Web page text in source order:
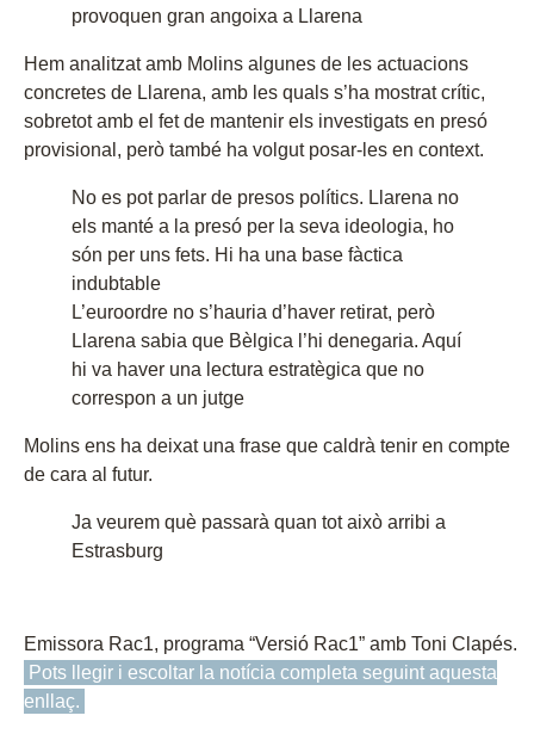
provoquen gran angoixa a Llarena
Hem analitzat amb Molins algunes de les actuacions
concretes de Llarena, amb les quals s’ha mostrat crític,
sobretot amb el fet de mantenir els investigats en presó
provisional, però també ha volgut posar-les en context.
No es pot parlar de presos polítics. Llarena no
els manté a la presó per la seva ideologia, ho
són per uns fets. Hi ha una base fàctica
indubtable
L’euroordre no s’hauria d’haver retirat, però
Llarena sabia que Bèlgica l’hi denegaria. Aquí
hi va haver una lectura estratègica que no
correspon a un jutge
Molins ens ha deixat una frase que caldrà tenir en compte
de cara al futur.
Ja veurem què passarà quan tot això arribi a
Estrasburg
Emissora Rac1, programa “Versió Rac1” amb Toni Clapés.
Pots llegir i escoltar la notícia completa seguint aquesta
enllaç.